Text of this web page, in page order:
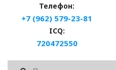
Телефон:
+7 (962) 579-23-81
ICQ:
720472550